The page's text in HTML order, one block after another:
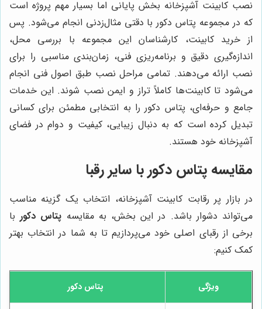
نصب کابینت آشپزخانه بخش پایانی اما بسیار مهم پروژه است
که در مجموعه پتاس دکور با دقتی مثال‌زدنی انجام می‌شود. پس
از خرید کابینت، کارشناسان این مجموعه با بررسی محل،
اندازه‌گیری دقیق و برنامه‌ریزی فنی، زمان‌بندی مناسبی را برای
نصب ارائه می‌دهند. تمامی مراحل نصب طبق اصول فنی انجام
می‌شود تا کابینت‌ها کاملاً تراز و ایمن نصب شوند. این خدمات
جامع و حرفه‌ای، پتاس دکور را به انتخابی مطمئن برای کسانی
تبدیل کرده است که به دنبال زیبایی، کیفیت و دوام در فضای
آشپزخانه خود هستند.
مقایسه پتاس دکور با سایر رقبا
در بازار پر رقابت کابینت آشپزخانه، انتخاب یک گزینه مناسب
می‌تواند دشوار باشد. در این بخش، به مقایسه پتاس دکور با
برخی از رقبای اصلی خود می‌پردازیم تا به شما در انتخاب بهتر
کمک کنیم:
ویژگی پتاس دکور